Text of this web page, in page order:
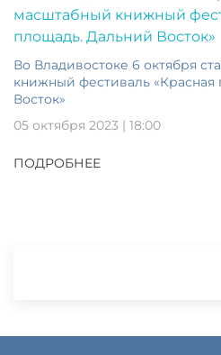
Во Владивостоке 6 октября
книжный фестиваль
Восток»
05 октября 2023 | 18:00
ПОДРОБНЕЕ